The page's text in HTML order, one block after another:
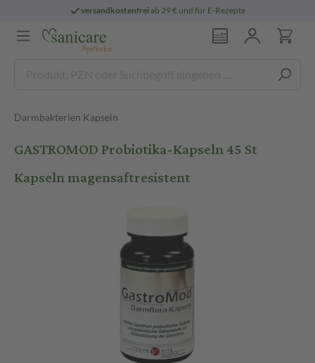
versandkostenfreiab 29 € und für E-Rezepte
Darmbakterien Kapseln
GASTROMOD Probiotika-Kapseln 45 St
Kapseln magensaftresistent